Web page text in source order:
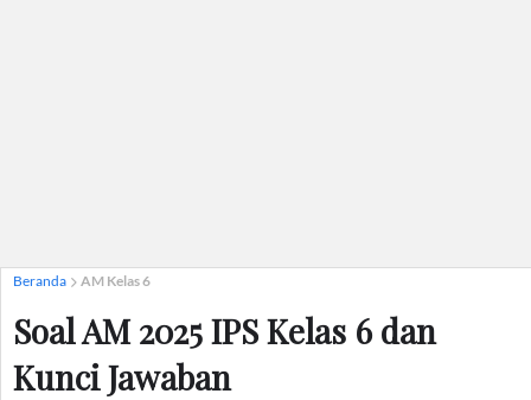
Beranda AM Kelas 6
Soal AM 2025 IPS Kelas 6 dan
Kunci Jawaban